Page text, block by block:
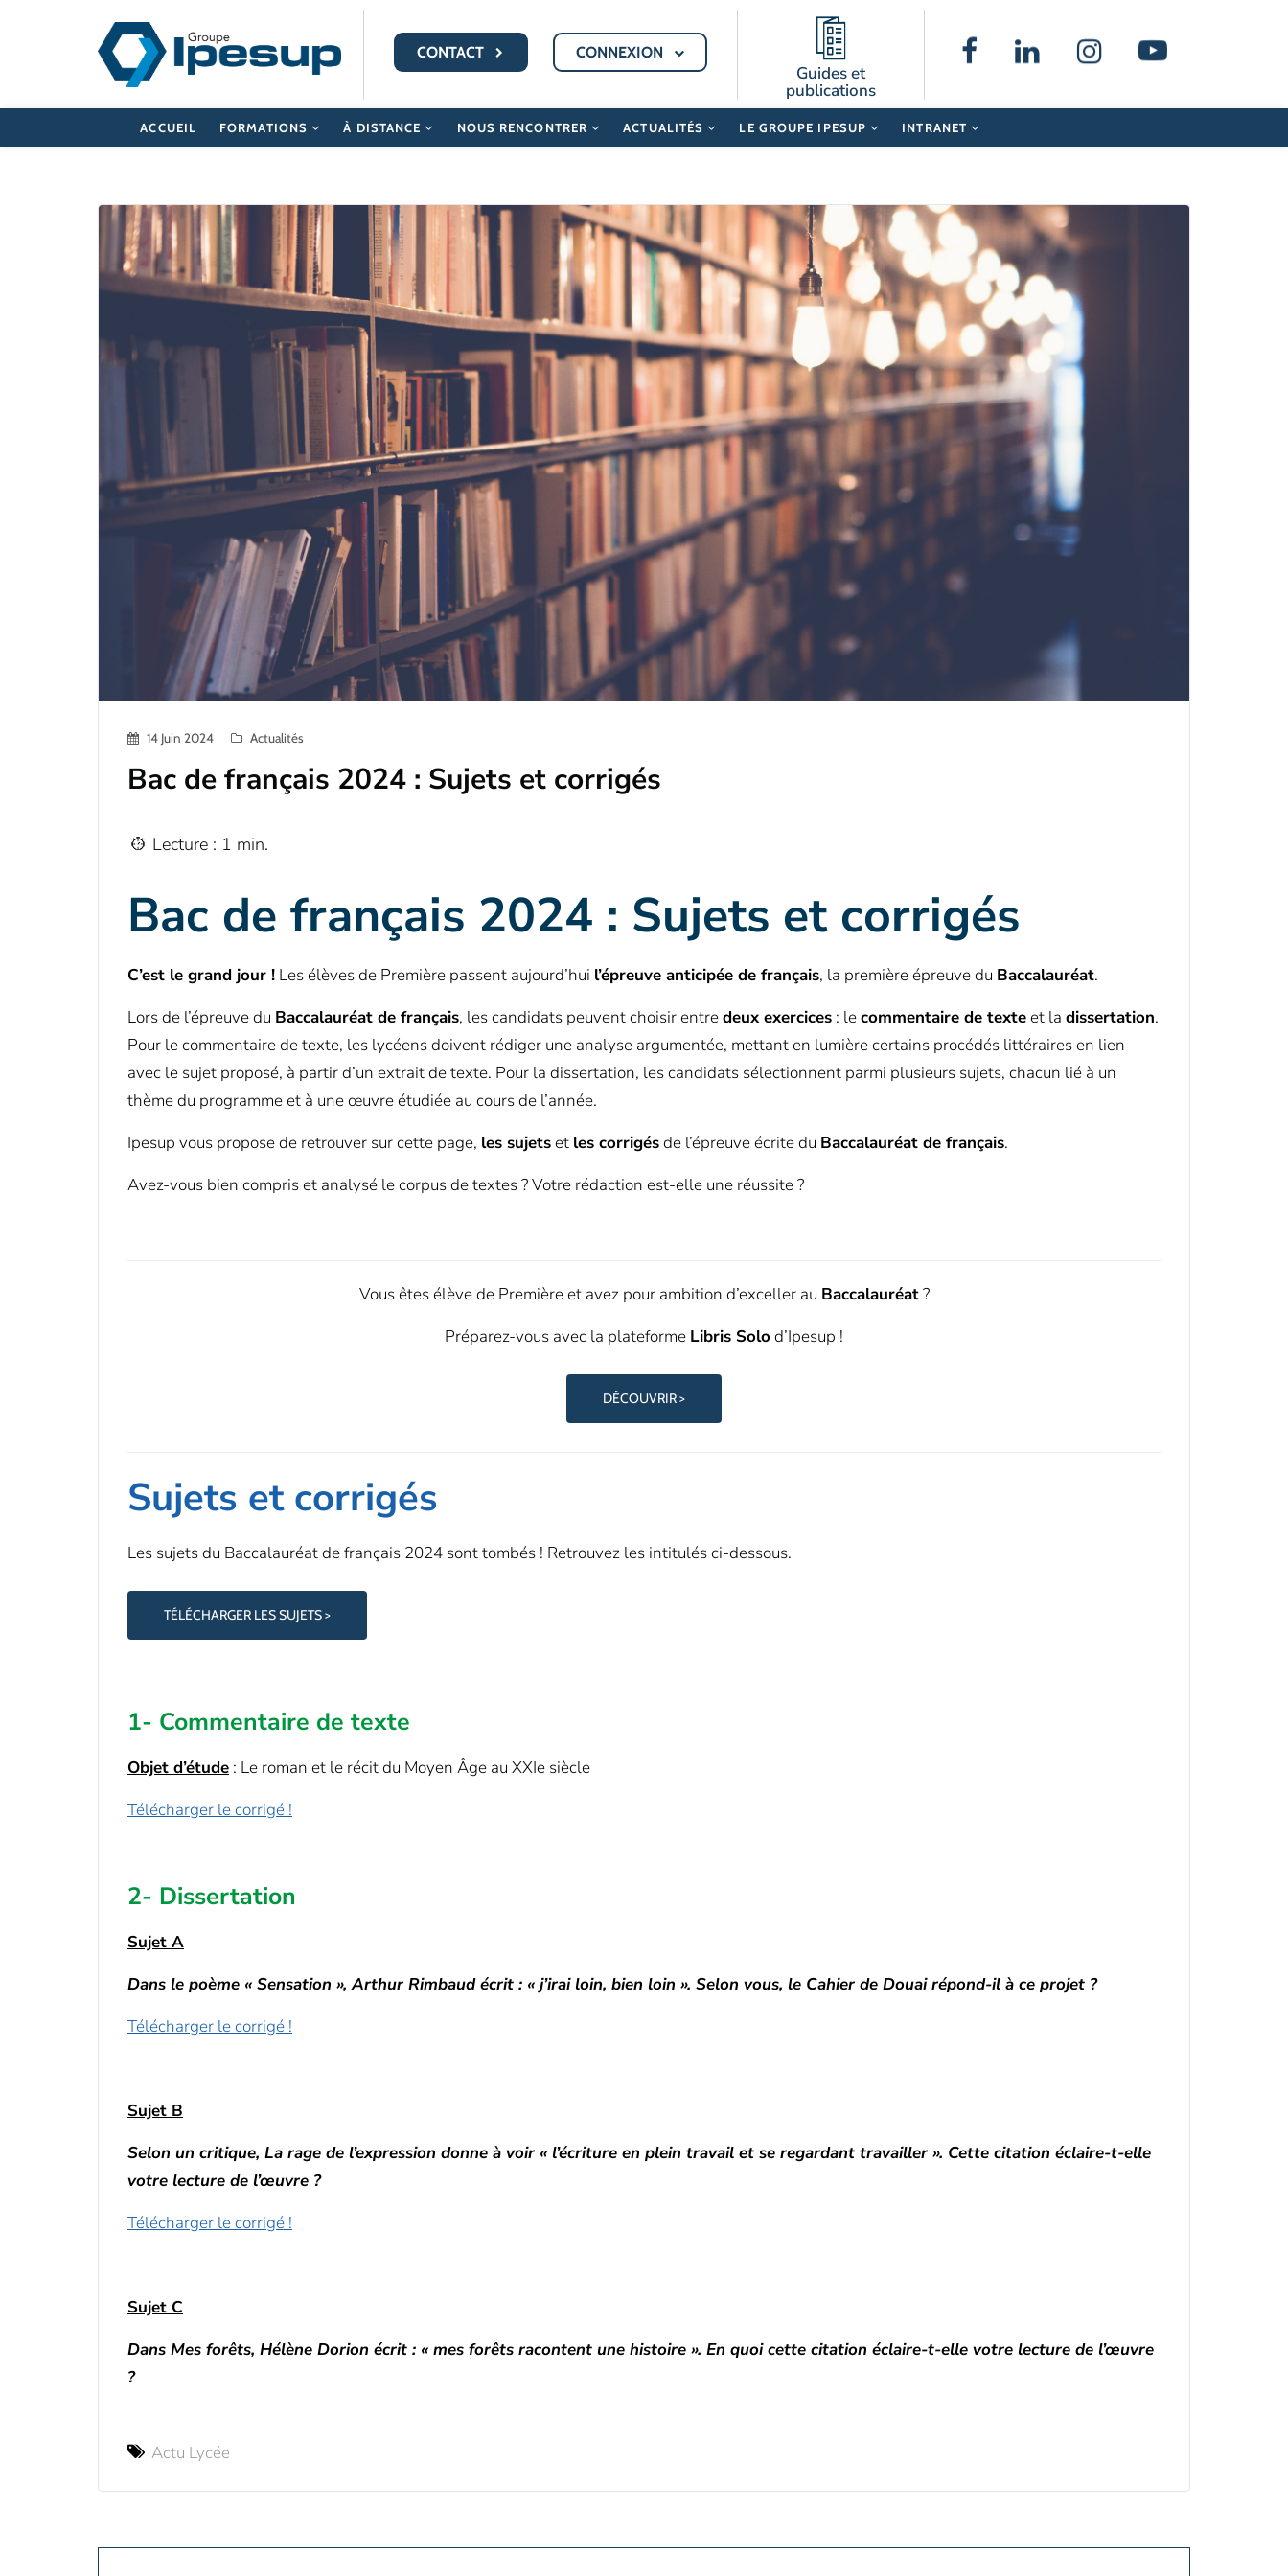
CONTACT CONNEXION
Guides et
publications
ACCUEIL FORMATIONS À DISTANCE NOUS RENCONTRER ACTUALITÉS LE GROUPE IPESUP INTRANET
14 Juin 2024 Actualités
Bac de français 2024 : Sujets et corrigés
Bac de français 2024 : Sujets et corrigés
C’est le grand jour ! Les élèves de Première passent aujourd’hui l’épreuve anticipée de français, la première épreuve du Baccalauréat.
Lors de l’épreuve du Baccalauréat de français, les candidats peuvent choisir entredeux exercices : lecommentaire de texteet la dissertation.
Pour le commentaire de texte, les lycéens doivent rédiger une analyse argumentée, mettant en lumière certains procédés littéraires en lien
avec le sujet proposé, à partir d’un extrait de texte. Pour la dissertation, les candidats sélectionnent parmi plusieurs sujets, chacun lié à un
thème du programme et à une œuvre étudiée au cours de l’année.
Ipesup vous propose de retrouver sur cette page, les sujetset les corrigésde l’épreuve écrite du Baccalauréat de français.
Avez-vous bien compris et analysé le corpus de textes ? Votre rédaction est-elle une réussite ?
Vous êtes élève de Première et avez pour ambition d’exceller au Baccalauréat?
Préparez-vous avec la plateforme Libris Solod’Ipesup !
DÉCOUVRIR >
Sujets et corrigés
Les sujets du Baccalauréat de français 2024 sont tombés ! Retrouvez les intitulés ci-dessous.
TÉLÉCHARGER LES SUJETS >
1- Commentaire de texte
Objet d’étude : Le roman et le récit du Moyen Âge au XXIe siècle
Télécharger le corrigé !
2- Dissertation
Sujet A
Dans le poème « Sensation », Arthur Rimbaud écrit : « j’irai loin, bien loin ». Selon vous, le Cahier de Douai répond-il à ce projet ?
Télécharger le corrigé !
Sujet B
Selon un critique, La rage de l’expression donne à voir « l’écriture en plein travail et se regardant travailler ». Cette citation éclaire-t-elle
votre lecture de l’œuvre ?
Télécharger le corrigé !
Sujet C
Dans Mes forêts, Hélène Dorion écrit : « mes forêts racontent une histoire ». En quoi cette citation éclaire-t-elle votre lecture de l’œuvre
?
Actu Lycée